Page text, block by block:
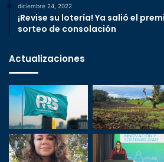
diciembre 24, 2022
¡Revise su lotería! Ya salió el
sorteo de consolación
Actualizaciones